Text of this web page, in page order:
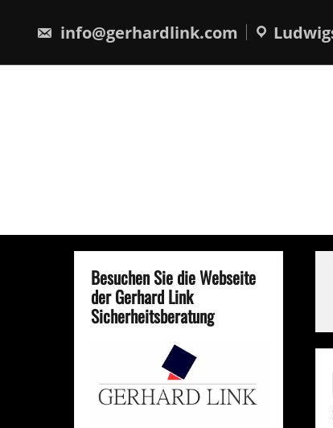
info@gerhardlink.com
Besuchen Sie die Webseite
der Gerhard Link
Sicherheitsberatung